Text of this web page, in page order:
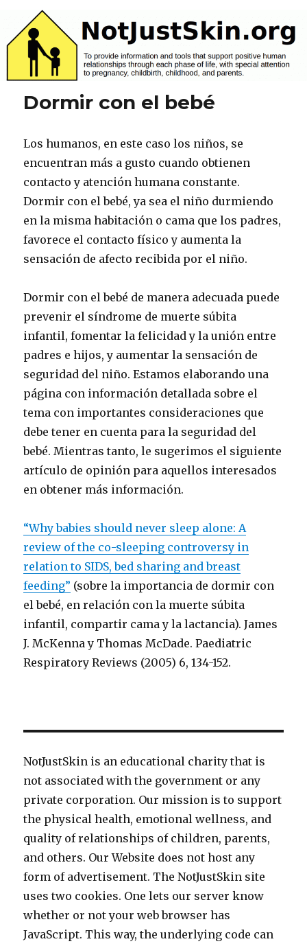
NotJustSkin.org
Dormir con el bebé
Los humanos, en este caso los niños, se
encuentran más a gusto cuando obtienen
contacto y atención humana constante.
Dormir con el bebé, ya sea el niño durmiendo
en la misma habitación o cama que los padres,
favorece el contacto físico y aumenta la
sensación de afecto recibida por el niño.
Dormir con el bebé de manera adecuada puede
prevenir el síndrome de muerte súbita
infantil, fomentar la felicidad y la unión entre
padres e hijos, y aumentar la sensación de
seguridad del niño. Estamos elaborando una
página con información detallada sobre el
tema con importantes consideraciones que
debe tener en cuenta para la seguridad del
bebé. Mientras tanto, le sugerimos el siguiente
artículo de opinión para aquellos interesados
en obtener más información.
“Why babies should never sleep alone: A
review of the co-sleeping controversy in
relation to SIDS, bed sharing and breast
feeding” (sobre la importancia de dormir con
el bebé, en relación con la muerte súbita
infantil, compartir cama y la lactancia). James
J. McKenna y Thomas McDade. Paediatric
Respiratory Reviews (2005) 6, 134-152.
NotJustSkin is an educational charity that is
not associated with the government or any
private corporation. Our mission is to support
the physical health, emotional wellness, and
quality of relationships of children, parents,
and others. Our Website does not host any
form of advertisement. The NotJustSkin site
uses two cookies. One lets our server know
whether or not your web browser has
JavaScript. This way, the underlying code can